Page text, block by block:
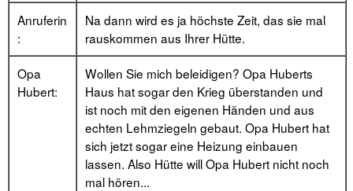
Anruferin
:
Na dann wird es ja höchste Zeit, das sie mal
rauskommen aus Ihrer Hütte.
Opa
Hubert:
Wollen Sie mich beleidigen? Opa Huberts
Haus hat sogar den Krieg überstanden und
ist noch mit den eigenen Händen und aus
echten Lehmziegeln gebaut. Opa Hubert hat
sich jetzt sogar eine Heizung einbauen
lassen. Also Hütte will Opa Hubert nicht noch
mal hören...